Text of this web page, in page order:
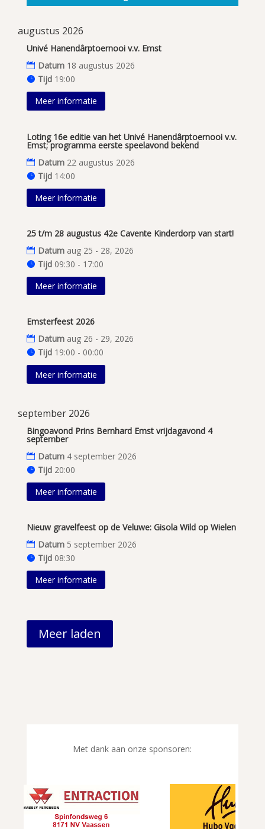
augustus 2026
Univé Hanendârptoernooi v.v. Emst
Datum 18 augustus 2026
Tijd 19:00
Meer informatie
Loting 16e editie van het Univé Hanendârptoernooi v.v.
Emst; programma eerste speelavond bekend
Datum 22 augustus 2026
Tijd 14:00
Meer informatie
25 t/m 28 augustus 42e Cavente Kinderdorp van start!
Datum aug 25 - 28, 2026
Tijd 09:30 - 17:00
Meer informatie
Emsterfeest 2026
Datum aug 26 - 29, 2026
Tijd 19:00 - 00:00
Meer informatie
september 2026
Bingoavond Prins Bernhard Emst vrijdagavond 4
september
Datum 4 september 2026
Tijd 20:00
Meer informatie
Nieuw gravelfeest op de Veluwe: Gisola Wild op Wielen
Datum 5 september 2026
Tijd 08:30
Meer informatie
Meer laden
Met dank aan onze sponsoren: